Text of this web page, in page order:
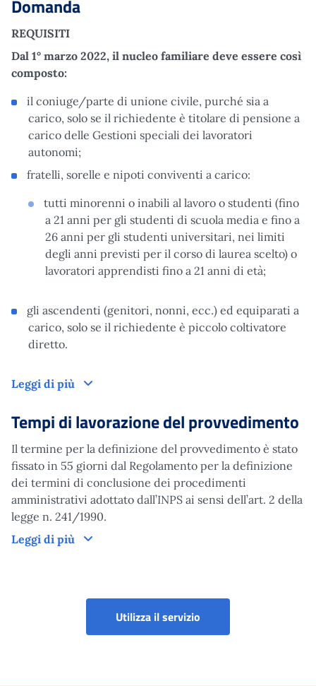
Domanda
REQUISITI
Dal 1° marzo 2022, il nucleo familiare deve essere così
composto:
il coniuge/parte di unione civile, purché sia a
carico, solo se il richiedente è titolare di pensione a
carico delle Gestioni speciali dei lavoratori
autonomi;
fratelli, sorelle e nipoti conviventi a carico:
tutti minorenni o inabili al lavoro o studenti (fino
a 21 anni per gli studenti di scuola media e fino a
26 anni per gli studenti universitari, nei limiti
degli anni previsti per il corso di laurea scelto) o
lavoratori apprendisti fino a 21 anni di età;
gli ascendenti (genitori, nonni, ecc.) ed equiparati a
carico, solo se il richiedente è piccolo coltivatore
diretto.
Leggi di più Domanda
Tempi di lavorazione del provvedimento
Il termine per la definizione del provvedimento è stato
fissato in 55 giorni dal Regolamento per la definizione
dei termini di conclusione dei procedimenti
amministrativi adottato dall’INPS ai sensi dell’art. 2 della
legge n. 241/1990.
Leggi di più
Tempi di lavorazione del provvedimento
Utilizza il servizio